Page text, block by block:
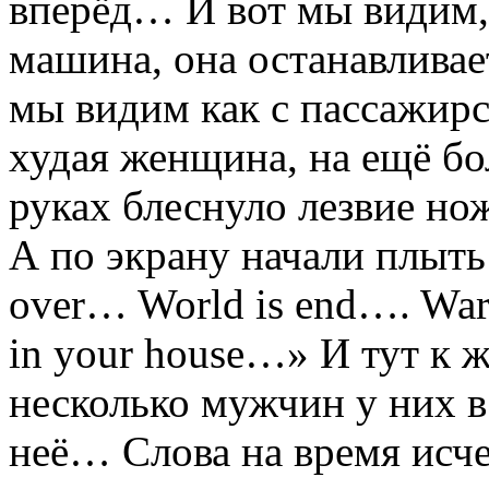
вперёд… И вот мы видим,
машина, она
мы видим как с
худая женщина, на ещё
руках блеснуло лезвие
А по экрану начали
over… World is end….
in your house…» И тут к
несколько мужчин у них
неё… Слова на время